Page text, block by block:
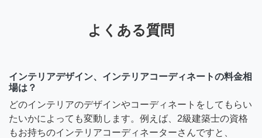
よくある質問
インテリアデザイン、インテリアコーディネートの料金相
場は？
どのインテリアのデザインやコーディネートをしてもらい
たいかによっても変動します。例えば、2級建築士の資格
もお持ちのインテリアコーディネーターさんですと、